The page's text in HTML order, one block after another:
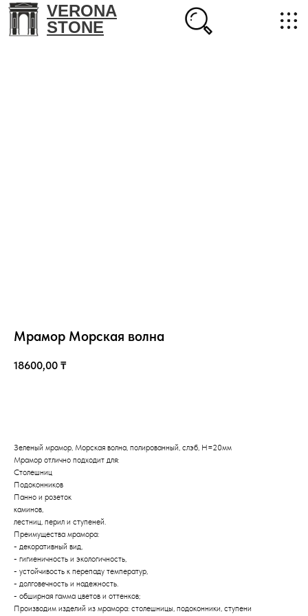
VERONA
STONE
Казахстан, Алматы, ул Султана Бейбарыса, 32
Мрамор Морская волна
18600,00 ₸
Зеленый мрамор, Морская волна, полированный, слэб, Н=20мм
Мрамор отлично подходит для:
Столешниц
Подоконников
Панно и розеток
каминов,
лестниц, перил и ступеней.
Преимущества мрамора:
- декоративный вид,
- гигиеничность и экологичность,
- устойчивость к перепаду температур,
- долговечность и надежность.
- обширная гамма цветов и оттенков;
Производим изделий из мрамора: столешницы, подоконники, ступени